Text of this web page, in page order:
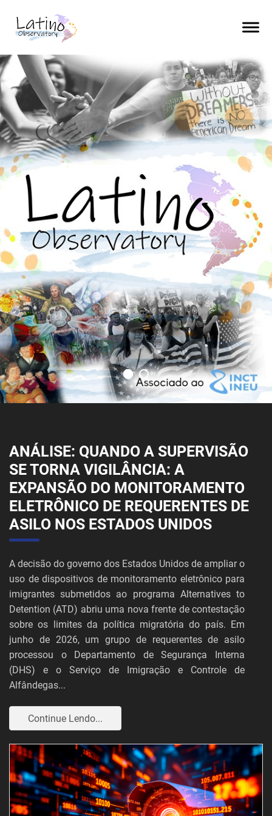
ANÁLISE: QUANDO A SUPERVISÃO
SE TORNA VIGILÂNCIA: A
EXPANSÃO DO MONITORAMENTO
ELETRÔNICO DE REQUERENTES DE
ASILO NOS ESTADOS UNIDOS
A decisão do governo dos Estados Unidos de ampliar o
uso de dispositivos de monitoramento eletrônico para
imigrantes submetidos ao programa Alternatives to
Detention (ATD) abriu uma nova frente de contestação
sobre os limites da política migratória do país. Em
junho de 2026, um grupo de requerentes de asilo
processou o Departamento de Segurança Interna
(DHS) e o Serviço de Imigração e Controle de
Alfândegas...
Continue Lendo...